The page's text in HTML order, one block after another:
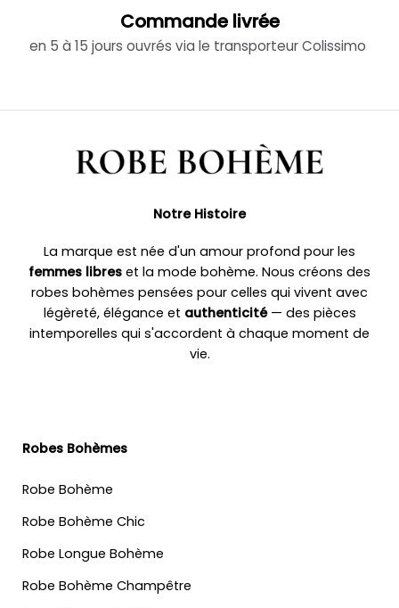
Commande livrée
en 5 à 15 jours ouvrés via le transporteur Colissimo
Notre Histoire
La marque est née d'un amour profond pour les
femmes libres et la mode bohème. Nous créons des
robes bohèmes pensées pour celles qui vivent avec
légèreté, élégance et authenticité— des pièces
intemporelles qui s'accordent à chaque moment de
vie.
Robes Bohèmes
Robe Bohème
Robe Bohème Chic
Robe Longue Bohème
Robe Bohème Champêtre